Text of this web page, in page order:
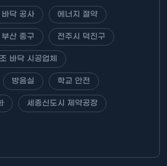
닥 공사 에너지 절약
부산 중구 전주시 덕진구
바닥 시공업체
방음실 학교 안전
세종신도시 제약공장